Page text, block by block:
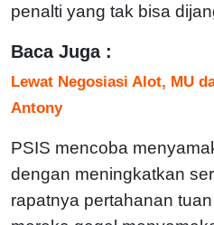
penalti yang tak bisa
Baca Juga :
Lewat Negosiasi Alot, MU
Antony
PSIS mencoba
dengan meningkatkan
rapatnya pertahanan